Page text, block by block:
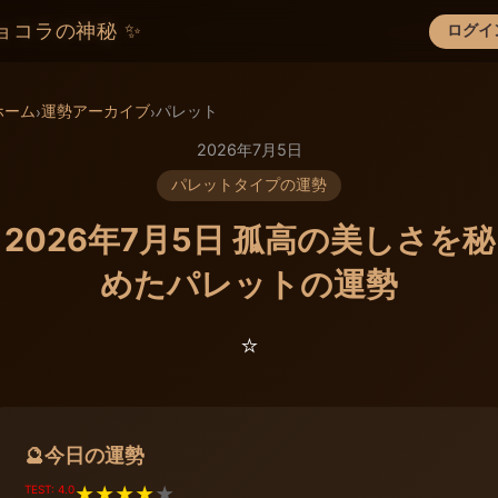
コラの神秘 ✨ ログイ
×
ーム›運勢アーカイブ›パレット
2026年7月5日
パレットタイプの運勢
2026年7月5日 孤高の美しさを秘
めたパレットの運勢
⭐️
🔮今日の運勢
TEST: 4.0